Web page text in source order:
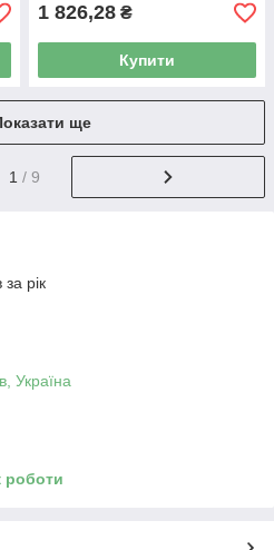
1 826,28 ₴
Купити
ще
1 / 9
рік
Україна
роботи